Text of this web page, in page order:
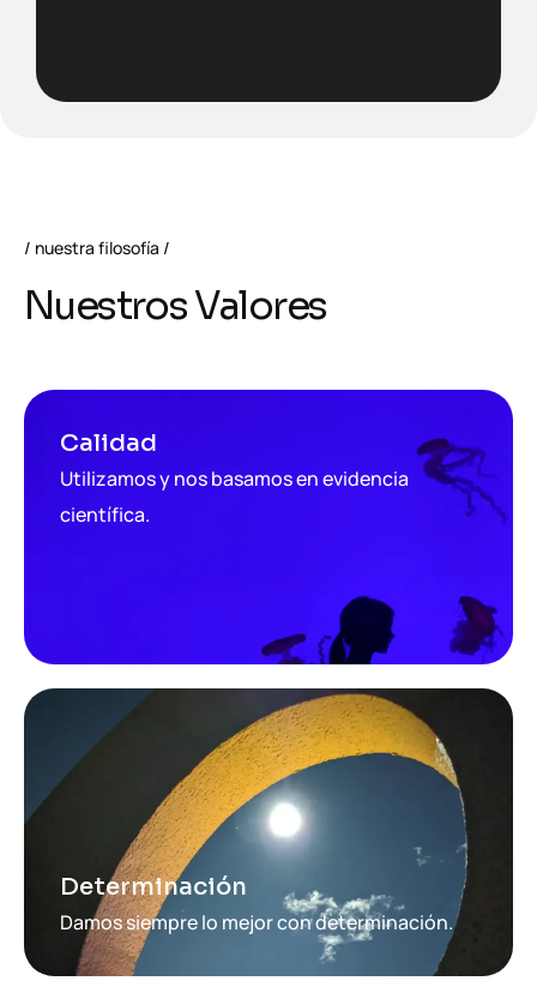
nuestra filosofía
NuestrosValores
Calidad
Utilizamos y nos basamos en evidencia
científica.
Determinación
Damos siempre lo mejor con determinación.